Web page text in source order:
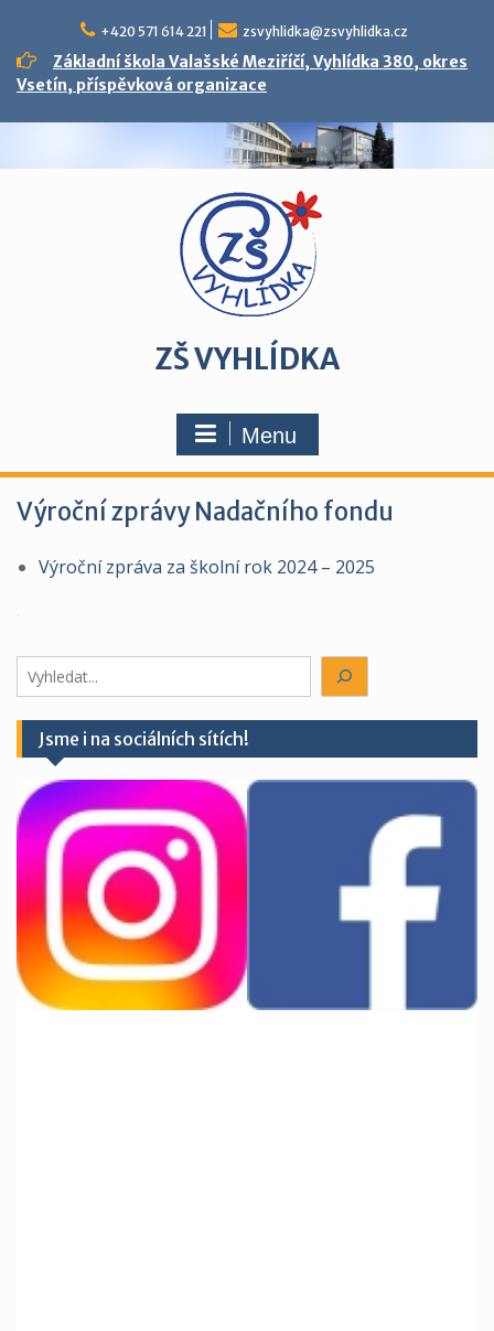
content
+420 571 614 221 zsvyhlidka@zsvyhlidka.cz
Základní škola Valašské Meziříčí, Vyhlídka 380, okres
Vsetín, příspěvková organizace
ZŠ VYHLÍDKA
Menu
Výroční zprávy Nadačního fondu
Výroční zpráva za školní rok 2024 – 2025
.
Hledáte
něco?
Jsme i na sociálních sítích!